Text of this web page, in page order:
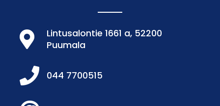
Lintusalontie 1661 a, 52200
Puumala
044 7700515